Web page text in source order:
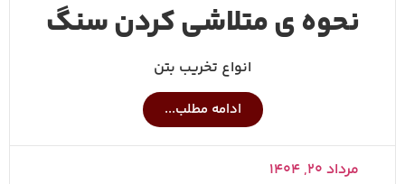
نحوه ی متلاشی کردن سنگ
انواع تخریب بتن
ادامه مطلب...
مرداد ۲۰, ۱۴۰۴